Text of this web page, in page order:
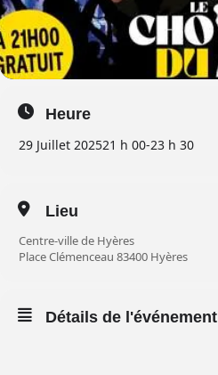
Heure
29 Juillet 202521 h 00-23 h 30
Lieu
Centre-ville de Hyères
Place Clémenceau 83400 Hyères
Détails de l'événement